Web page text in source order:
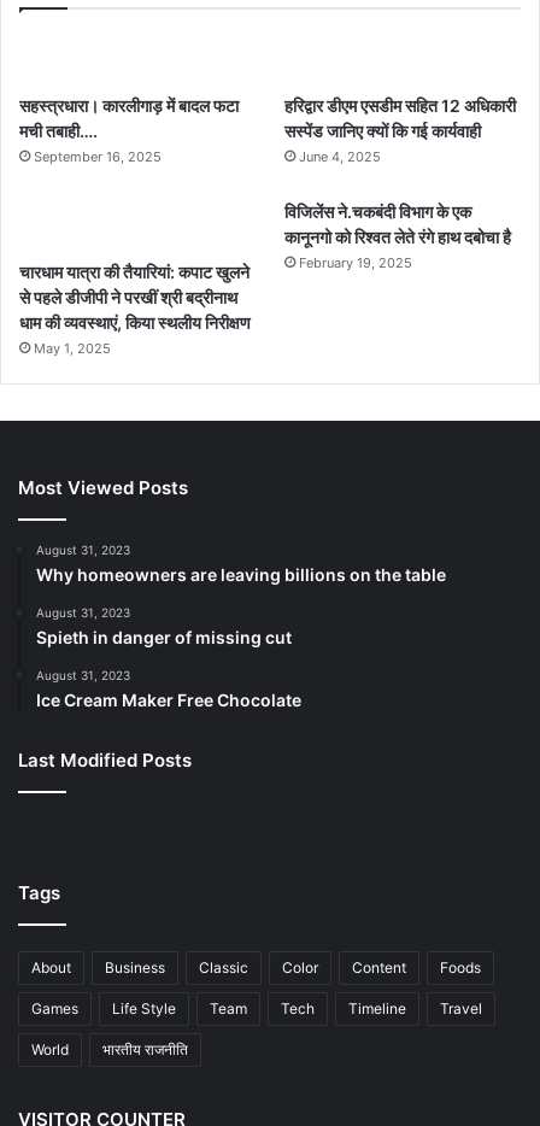
सहस्त्रधारा। कारलीगाड़ में बादल फटा
मची तबाही….
September 16, 2025
हरिद्वार डीएम एसडीम सहित 12 अधिकारी
सस्पेंड जानिए क्यों कि गई कार्यवाही
June 4, 2025
चारधाम यात्रा की तैयारियां: कपाट खुलने
से पहले डीजीपी ने परखीं श्री बद्रीनाथ
धाम की व्यवस्थाएं, किया स्थलीय निरीक्षण
May 1, 2025
विजिलेंस ने.चकबंदी विभाग के एक
कानूनगो को रिश्वत लेते रंगे हाथ दबोचा है
February 19, 2025
Most Viewed Posts
August 31, 2023
Why homeowners are leaving billions on the table
August 31, 2023
Spieth in danger of missing cut
August 31, 2023
Ice Cream Maker Free Chocolate
Last Modified Posts
Tags
About Business Classic Color Content Foods
Games Life Style Team Tech Timeline Travel
World भारतीय राजनीति
VISITOR COUNTER